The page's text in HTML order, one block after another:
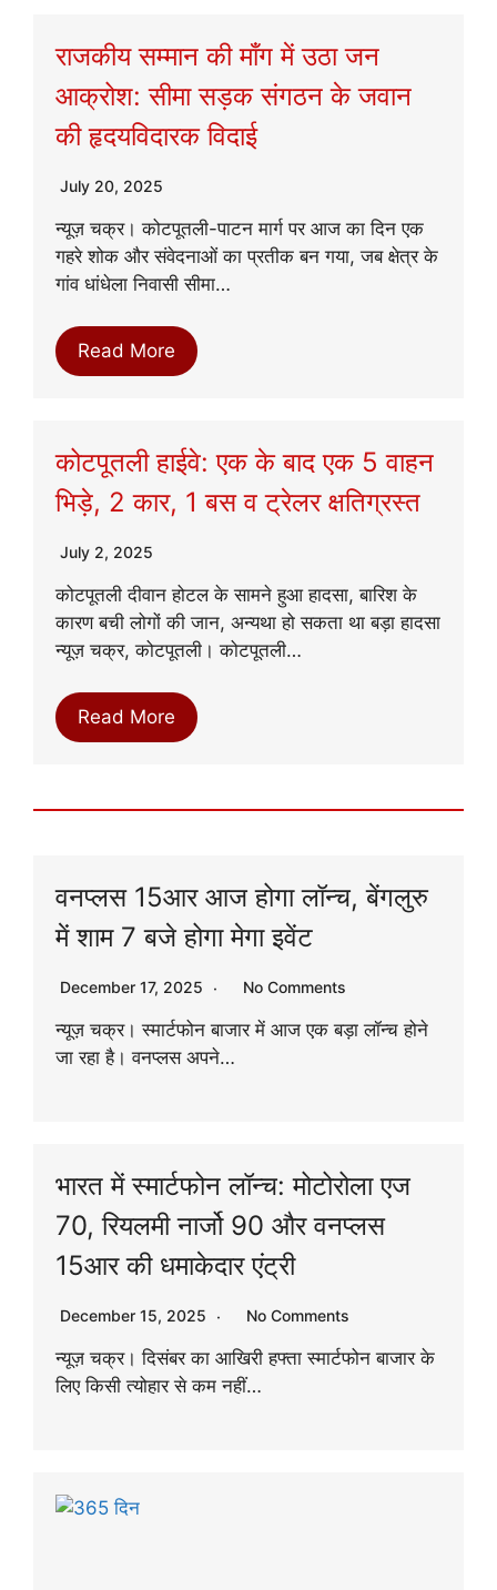
राजकीय सम्मान की माँग में उठा जन
आक्रोश: सीमा सड़क संगठन के जवान
की हृदयविदारक विदाई
July 20, 2025
न्यूज़ चक्र। कोटपूतली-पाटन मार्ग पर आज का दिन एक
गहरे शोक और संवेदनाओं का प्रतीक बन गया, जब क्षेत्र के
गांव धांधेला निवासी सीमा…
Read More
कोटपूतली हाईवे: एक के बाद एक 5 वाहन
भिड़े, 2 कार, 1 बस व ट्रेलर क्षतिग्रस्त
July 2, 2025
कोटपूतली दीवान होटल के सामने हुआ हादसा, बारिश के
कारण बची लोगों की जान, अन्यथा हो सकता था बड़ा हादसा
न्यूज़ चक्र, कोटपूतली। कोटपूतली…
Read More
वनप्लस 15आर आज होगा लॉन्च, बेंगलुरु
में शाम 7 बजे होगा मेगा इवेंट
December 17, 2025 No Comments
न्यूज़ चक्र। स्मार्टफोन बाजार में आज एक बड़ा लॉन्च होने
जा रहा है। वनप्लस अपने…
भारत में स्मार्टफोन लॉन्च: मोटोरोला एज
70, रियलमी नार्जो 90 और वनप्लस
15आर की धमाकेदार एंट्री
December 15, 2025 No Comments
न्यूज़ चक्र। दिसंबर का आखिरी हफ्ता स्मार्टफोन बाजार के
लिए किसी त्योहार से कम नहीं…